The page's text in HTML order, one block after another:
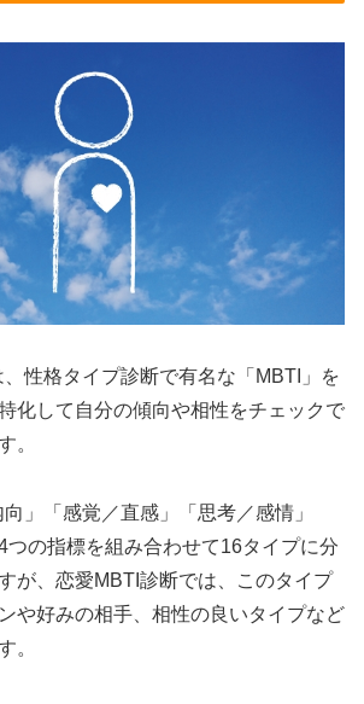
性格タイプ診断で有名な「MBTI」を
化して自分の傾向や相性をチェックで
。
」「感覚／直感」「思考／感情」
つの指標を組み合わせて16タイプに分
が、恋愛MBTI診断では、このタイプ
や好みの相手、相性の良いタイプなど
。